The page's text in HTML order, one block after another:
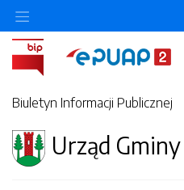
Biuletyn Informacji Publicznej
Urząd